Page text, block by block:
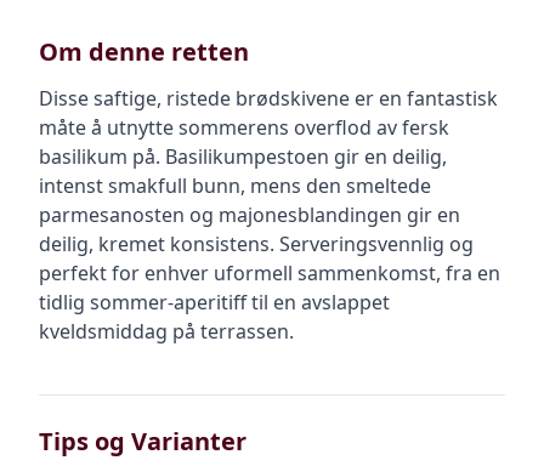
Om denne retten
Disse saftige, ristede brødskivene er en fantastisk
måte å utnytte sommerens overflod av fersk
basilikum på. Basilikumpestoen gir en deilig,
intenst smakfull bunn, mens den smeltede
parmesanosten og majonesblandingen gir en
deilig, kremet konsistens. Serveringsvennlig og
perfekt for enhver uformell sammenkomst, fra en
tidlig sommer-aperitiff til en avslappet
kveldsmiddag på terrassen.
Tips og Varianter